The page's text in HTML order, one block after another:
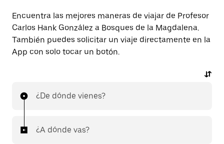
Encuentra las mejores maneras de viajar de Profesor
Carlos Hank González a Bosques de la Magdalena.
También puedes solicitar un viaje directamente en la
App con solo tocar un botón.
¿De dónde vienes?
¿A dónde vas?